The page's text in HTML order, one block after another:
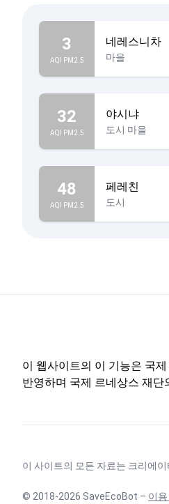
3
AQI PM2.5
네레스니차
마을
32
AQI PM2.5
야시냐
도시 마을
48
AQI PM2.5
페레친
도시
이 웹사이트의 이 기능은 국
반영하며 국제 르네상스 재
이 사이트의 모든 자료는 크리에
© 2018-2026 SaveEcoBot – 이